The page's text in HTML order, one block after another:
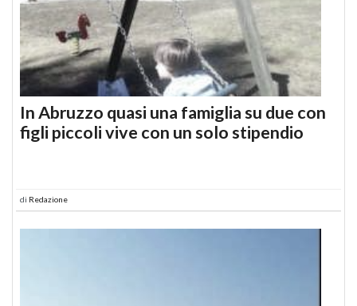
In Abruzzo quasi una famiglia su due con
figli piccoli vive con un solo stipendio
di Redazione